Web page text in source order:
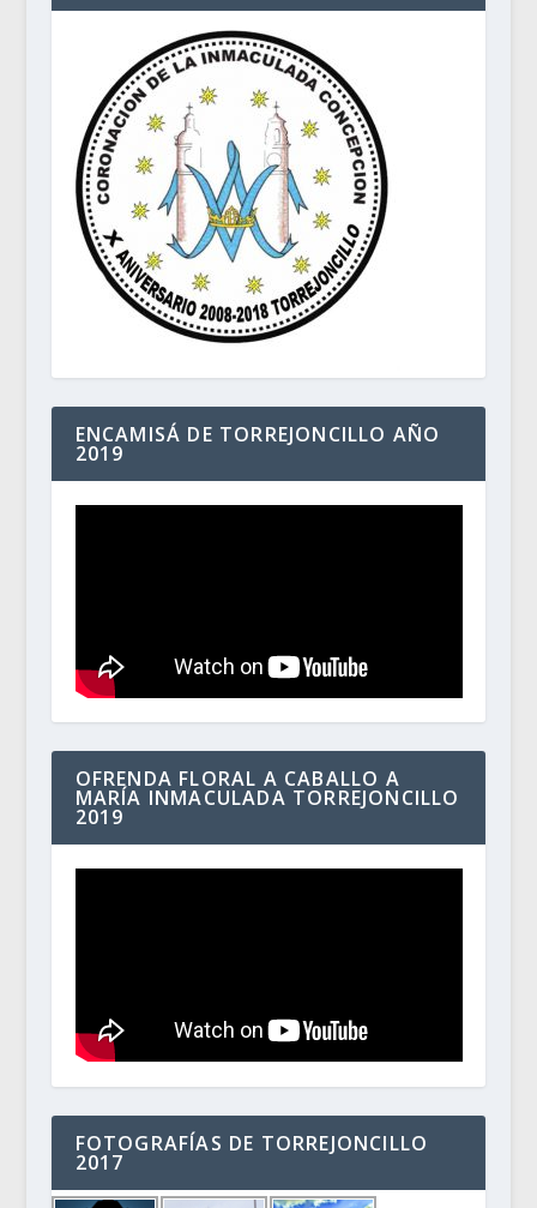
ENCAMISÁ DE TORREJONCILLO AÑO
2019
OFRENDA FLORAL A CABALLO A
MARÍA INMACULADA TORREJONCILLO
2019
FOTOGRAFÍAS DE TORREJONCILLO
2017